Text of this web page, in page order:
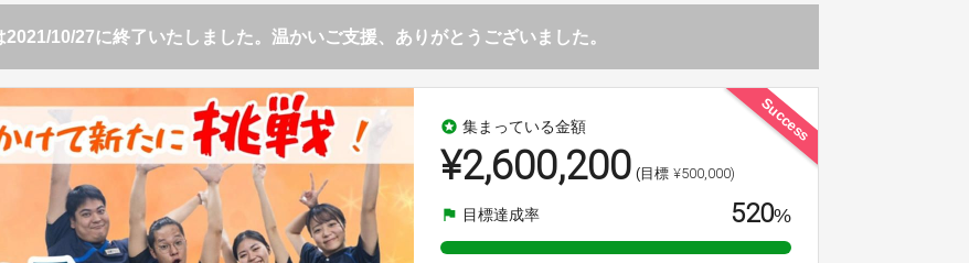
10/27に終了いたしました。温かいご支援、ありがとうございました。
Success
stars 集まっている金額
¥2,600,200 (目標 ¥500,000)
flag 目標達成率 520%